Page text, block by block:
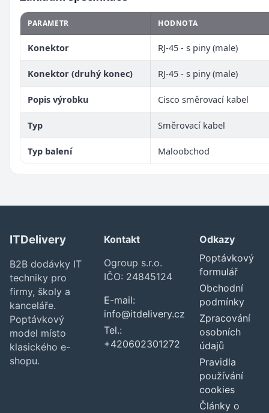
PARAMETR HODNOTA
Konektor RJ-45 - s piny (male)
Konektor (druhý konec) RJ-45 - s piny (male)
Popis výrobku Cisco směrovací kabel
Typ Směrovací kabel
Typ balení Maloobchod
ITDelivery
B2B dodávky IT
techniky pro
firmy, školy a
kanceláře.
Poptávkový
model místo
klasického e-
shopu.
Kontakt
Ogroup s.r.o.
IČO: 24845124
E-mail:
info@itdelivery.cz
Tel.:
+420602301272
Odkazy
Poptávkový
formulář
Obchodní
podmínky
Zpracování
osobních
údajů
Pravidla
používání
cookies
Články o